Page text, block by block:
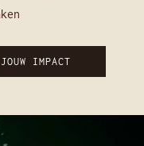
JOUW IMPACT